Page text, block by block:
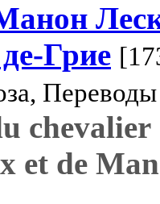
Грие
Переводы
chevalier
et de